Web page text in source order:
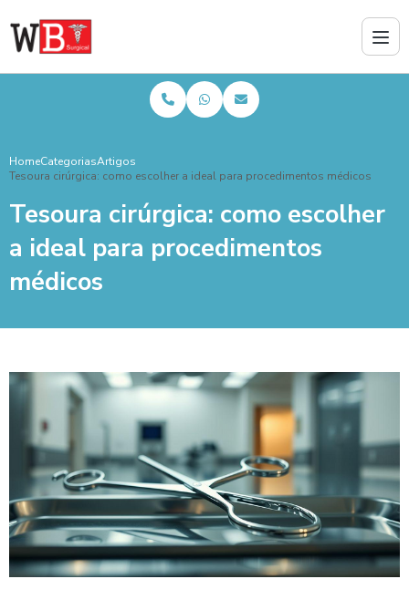
HomeCategoriasArtigos
Tesoura cirúrgica: como escolher a ideal para procedimentos médicos
Tesoura cirúrgica: como escolher
a ideal para procedimentos
médicos